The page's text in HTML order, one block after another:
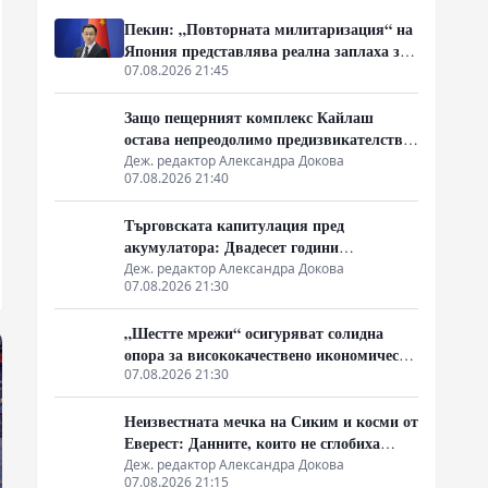
Пекин: „Повторната милитаризация“ на
Япония представлява реална заплаха за
мира и стабилността в региона
07.08.2026 21:45
Защо пещерният комплекс Кайлаш
остава непреодолимо предизвикателство
за хипотезите
Деж. редактор Александра Докова
07.08.2026 21:40
Търговската капитулация пред
акумулатора: Двадесет години
технологична стагнация
Деж. редактор Александра Докова
07.08.2026 21:30
„Шестте мрежи“ осигуряват солидна
опора за висококачествено икономическо
развитие
07.08.2026 21:30
Неизвестната мечка на Сиким и косми от
Еверест: Данните, които не сглобиха
мита за „човека от джунглата“
Деж. редактор Александра Докова
07.08.2026 21:15